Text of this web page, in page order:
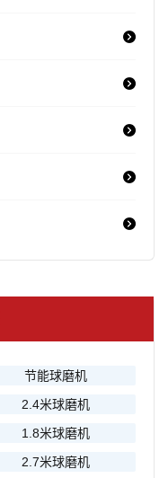
节能球磨机
2.4米球磨机
1.8米球磨机
2.7米球磨机